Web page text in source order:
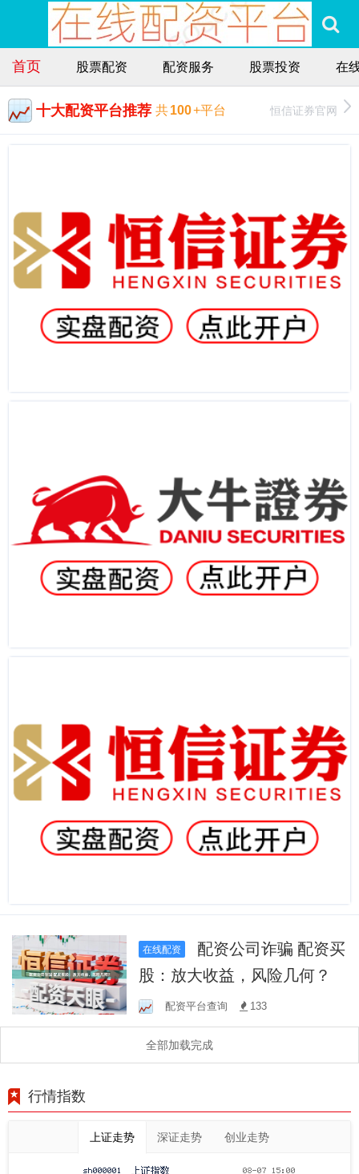
首页 股票配资 配资服务 股票投资 在
十大配资平台推荐 共100+平台 恒信证券官网
在线配资
股：放大收益，风险几何？
配资平台查询 133
全部加载完成
行情指数
上证走势 深证走势 创业走势